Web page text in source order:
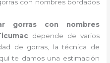
con nombres bordados
gorras con nombres
depende de varios
de gorras, la técnica de
te damos una estimación